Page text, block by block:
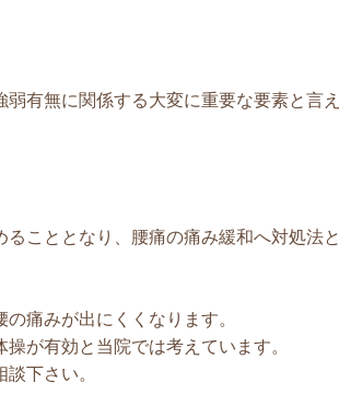
有無に関係する大変に重要な要素と言え
こととなり、腰痛の痛み緩和へ対処法と
痛みが出にくくなります。
が有効と当院では考えています。
下さい。